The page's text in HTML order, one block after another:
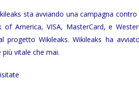
sta avviando una campagna
of America, VISA, MasterCard, e
progetto Wikileaks. Wikileaks ha
vitale che mai.